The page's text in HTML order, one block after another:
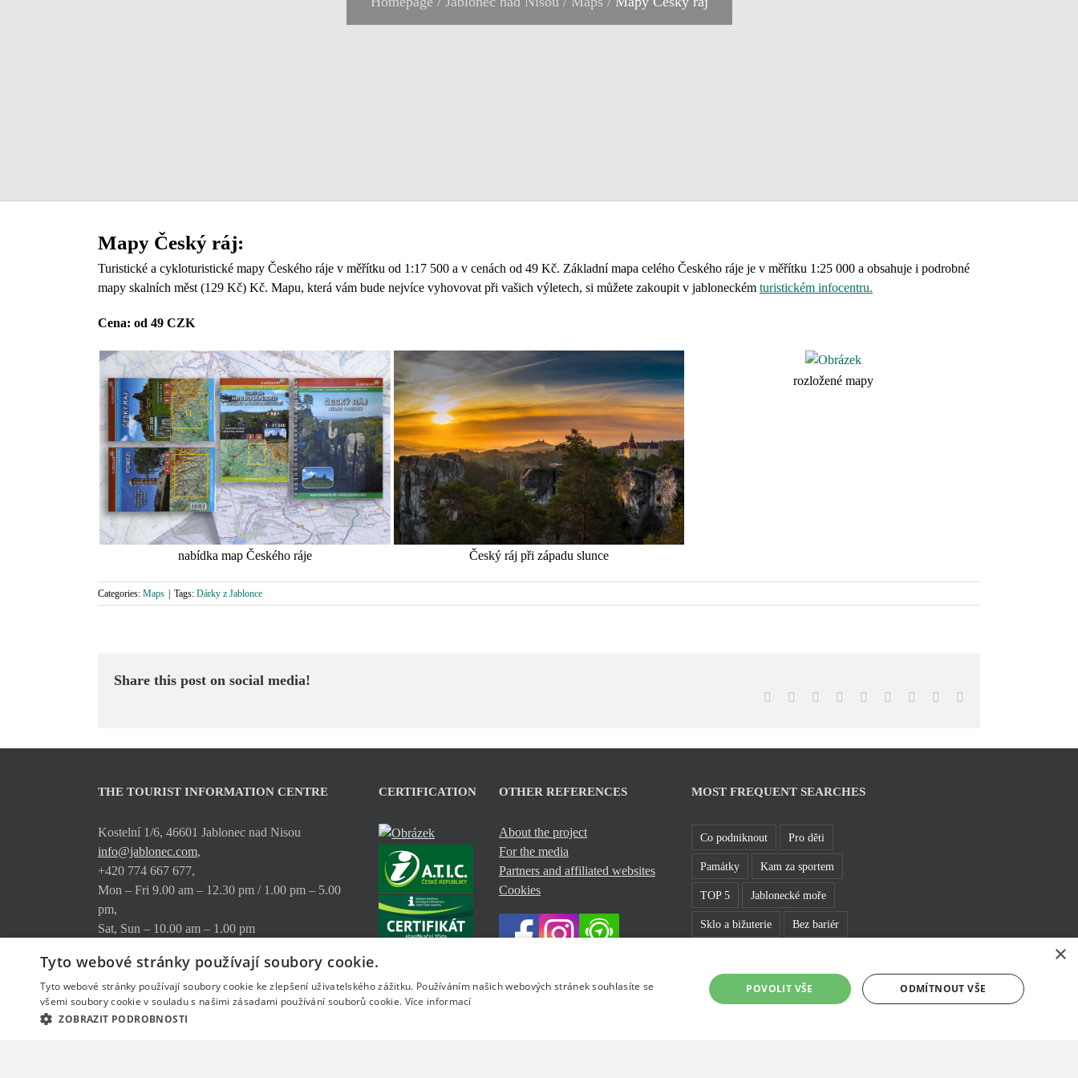
Mapy Český ráj:
Turistické a cykloturistické mapy Českého ráje v měřítku od 1:17 500 a v cenách od 49 Kč. Základní mapa celého Českého ráje je v měřítku 1:25 000 a obsahuje i podrobné
mapy skalních měst (129 Kč) Kč. Mapu, která vám bude nejvíce vyhovovat při vašich výletech, si můžete zakoupit v jabloneckém turistickém infocentru.
Cena: od 49 CZK
nabídka map Českého ráje Český ráj při západu slunce
rozložené mapy
Categories: Maps | Tags: Dárky z Jablonce
Share this post on social media!
Facebook Reddit LinkedInWhatsApp
TumblrPinterest
THE TOURIST INFORMATION CENTRE
Kostelní 1/6, 46601 Jablonec nad Nisou
info@jablonec.com,
+420 774 667 677,
Mon – Fri 9.00 am – 12.30 pm / 1.00 pm – 5.00
pm,
Sat, Sun – 10.00 am – 1.00 pm
Where to find us
The services on offer
Downloads
CERTIFICATION OTHER REFERENCES
About the project
For the media
Partners and affiliated websites
Cookies
MOST FREQUENT SEARCHES
Co podniknout Pro děti
Památky Kam za sportem
TOP 5 Jablonecké moře
Sklo a bižuterie Bez bariér
×
Tyto webové stránky používají soubory cookie.
Tyto webové stránky používají soubory cookie ke zlepšení uživatelského zážitku. Používáním našich webových stránek souhlasíte se
všemi soubory cookie v souladu s našimi zásadami používání souborů cookie. Více informací
ZOBRAZIT PODROBNOSTI
POVOLIT VŠE ODMÍTNOUT VŠE